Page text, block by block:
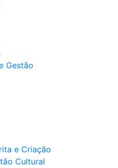
Gestão
e Criação
Cultural